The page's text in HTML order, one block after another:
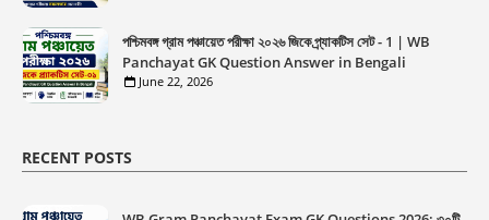
পশ্চিমবঙ্গ গ্রাম পঞ্চায়েত পরীক্ষা ২০২৬ জিকে প্র্যাকটিস সেট - 1 | WB
Panchayat GK Question Answer in Bengali
June 22, 2026
RECENT POSTS